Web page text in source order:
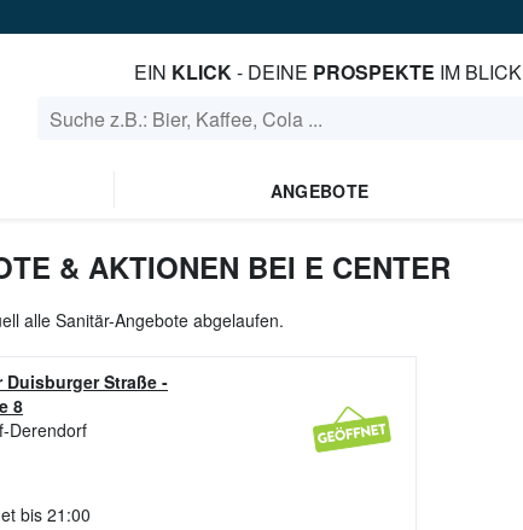
EIN KLICK- DEINE PROSPEKTE IM BLICK
ANGEBOTE
& AKTIONEN BEI E CENTER
alle Sanitär-Angebote abgelaufen.
Duisburger Straße-
8
Derendorf
bis 21:00